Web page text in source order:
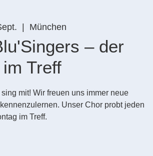
München
– der
Treff
mit! Wir freuen uns immer neue
Unser Chor probt jeden
im Treff.